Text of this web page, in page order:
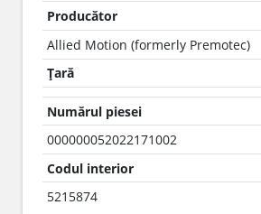
Producător
Allied Motion (formerly Premotec)
Țară
Numărul piesei
000000052022171002
Codul interior
5215874